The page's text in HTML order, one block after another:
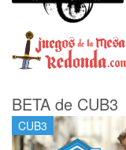
BETA de CUB3
CUB3